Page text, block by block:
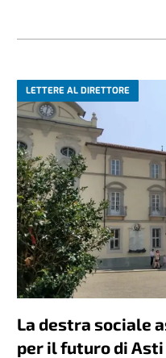
LETTERE AL DIRETTORE
La destra sociale
per il futuro di Asti